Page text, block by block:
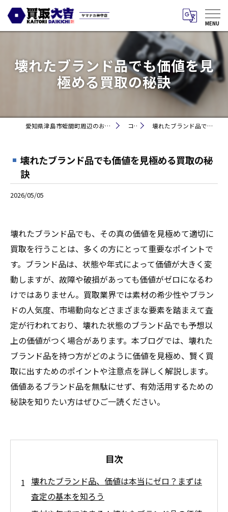
壊れたブランド品でも価値を見
極める買取の秘訣
愛知県津島市蛭間町周辺のお買取りなら買取大吉 ヤマナカ神守店 コラム 壊れたブランド品でも価値を見極める買取の秘訣
壊れたブランド品でも価値を見極める買取の秘
訣
2026/05/05
壊れたブランド品でも、その真の価値を見極めて適切に
買取を行うことは、多くの方にとって重要なポイントで
す。ブランド品は、状態や年式によって価値が大きく変
動しますが、故障や破損があっても価値がゼロになるわ
けではありません。買取業界では素材の希少性やブラン
ドの人気度、市場動向などさまざまな要素を踏まえて査
定が行われており、壊れた状態のブランド品でも予想以
上の価値がつく場合があります。本ブログでは、壊れた
ブランド品を持つ方がどのように価値を見極め、賢く買
取に出すためのポイントや注意点を詳しく解説します。
価値あるブランド品を無駄にせず、有効活用するための
秘訣を知りたい方はぜひご一読ください。
目次
壊れたブランド品、価値は本当にゼロ？まずは
査定の基本を知ろう